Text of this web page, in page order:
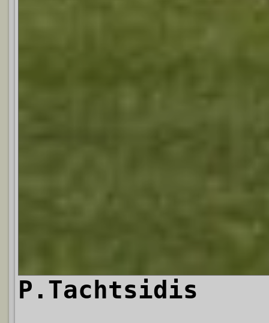
P.Tachtsidis